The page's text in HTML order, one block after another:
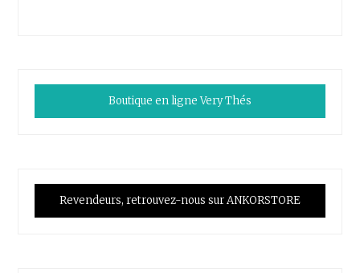
Boutique en ligne Very Thés
Revendeurs, retrouvez-nous sur ANKORSTORE